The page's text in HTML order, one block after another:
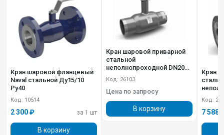
Кран шаровой фланцевый
Naval стальной Ду15/10
Ру40
Код: 10514
2 300 ₽ за 1 шт
В корзину
Кран шаровой приварной
стальной
неполнопроходной DN200
Код: 26103
Цена по запросу
В корзину
Кран
Код:
7 588